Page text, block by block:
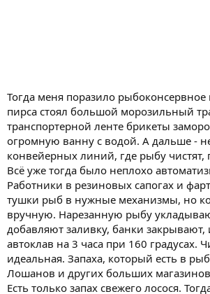
Тогда меня поразило рыбоконсервное
пирса стоял большой морозильный
транспортерной ленте брикеты
огромную ванну с водой. А дальше -
конвейерных линий, где рыбу чистят,
Всё уже тогда было неплохо
Работники в резиновых сапогах и
тушки рыб в нужные механизмы, но
вручную. Нарезанную рыбу
добавляют заливку, банки закрывают,
автоклав на 3 часа при 160 градусах.
идеальная. Запаха, который есть в
Лошанов и других больших
Есть только запах свежего лосося.